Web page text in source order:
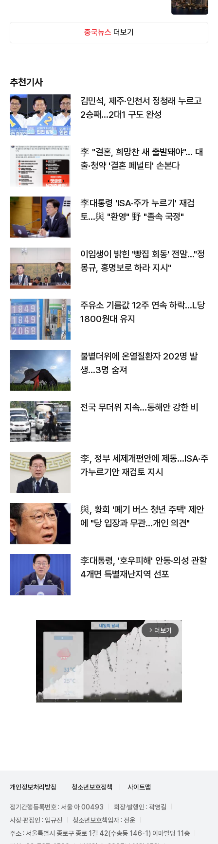
중국뉴스 더보기
추천기사
김민석, 제주·인천서 정청래 누르고
2승째…2대1 구도 완성
李 "결혼, 희망찬 새 출발돼야"… 대
출·청약 '결혼 페널티' 손본다
李대통령 'ISA·주가 누르기' 재검
토…與 "환영" 野 "졸속 국정"
이임생이 밝힌 '빵집 회동' 전말…"정
몽규, 홍명보로 하라 지시"
주유소 기름값 12주 연속 하락…L당
1800원대 유지
불볕더위에 온열질환자 202명 발
생…3명 숨져
전국 무더위 지속…동해안 강한 비
李, 정부 세제개편안에 제동…ISA·주
가누르기안 재검토 지시
與, 황희 '폐기 버스 청년 주택' 제안
에 "당 입장과 무관…개인 의견"
李대통령, '호우피해' 안동·의성 관할
4개면 특별재난지역 선포
arrow_forward_ios 더보기
개인정보처리방침 청소년보호정책 사이트맵
정기간행등록번호 : 서울 아 00493
회장·발행인 : 곽영길
사장·편집인 : 임규진
청소년보호책임자 : 전운
주소 : 서울특별시 종로구 종로 1길 42(수송동 146-1) 이마빌딩 11층